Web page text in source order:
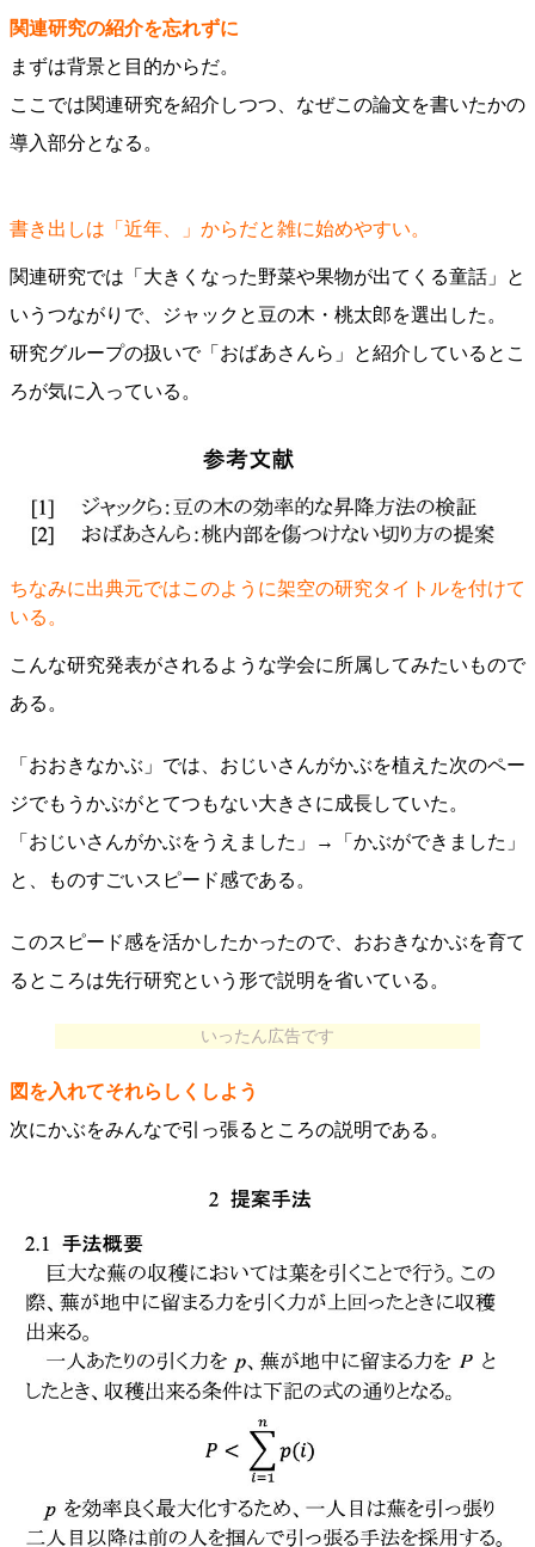
関連研究の紹介を忘れずに
まずは背景と目的からだ。
ここでは関連研究を紹介しつつ、なぜこの論文を書いたかの
導入部分となる。
書き出しは「近年、」からだと雑に始めやすい。
関連研究では「大きくなった野菜や果物が出てくる童話」と
いうつながりで、ジャックと豆の木・桃太郎を選出した。
研究グループの扱いで「おばあさんら」と紹介しているとこ
ろが気に入っている。
ちなみに出典元ではこのように架空の研究タイトルを付けて
いる。
こんな研究発表がされるような学会に所属してみたいもので
ある。
「おおきなかぶ」では、おじいさんがかぶを植えた次のペー
ジでもうかぶがとてつもない大きさに成長していた。
「おじいさんがかぶをうえました」→「かぶができました」
と、ものすごいスピード感である。
このスピード感を活かしたかったので、おおきなかぶを育て
るところは先行研究という形で説明を省いている。
いったん広告です
図を入れてそれらしくしよう
次にかぶをみんなで引っ張るところの説明である。